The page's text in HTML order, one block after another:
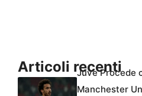
Articoli recenti
Juve Procede
Manchester